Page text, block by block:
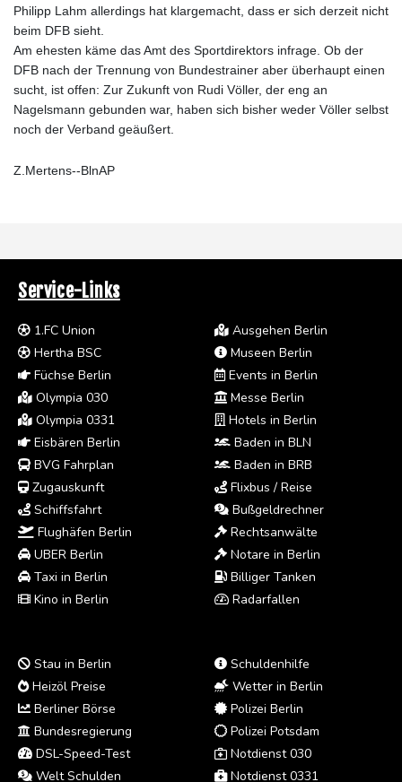
Philipp Lahm allerdings hat klargemacht, dass er sich derzeit nicht
beim DFB sieht.
Am ehesten käme das Amt des Sportdirektors infrage. Ob der
DFB nach der Trennung von Bundestrainer aber überhaupt einen
sucht, ist offen: Zur Zukunft von Rudi Völler, der eng an
Nagelsmann gebunden war, haben sich bisher weder Völler selbst
noch der Verband geäußert.
Z.Mertens--BlnAP
Service-Links
1.FC Union
Hertha BSC
Füchse Berlin
Olympia 030
Olympia 0331
Eisbären Berlin
BVG Fahrplan
Zugauskunft
Schiffsfahrt
Flughäfen Berlin
UBER Berlin
Taxi in Berlin
Kino in Berlin
Ausgehen Berlin
Museen Berlin
Events in Berlin
Messe Berlin
Hotels in Berlin
Baden in BLN
Baden in BRB
Flixbus / Reise
Bußgeldrechner
Rechtsanwälte
Notare in Berlin
Billiger Tanken
Radarfallen
Stau in Berlin
Heizöl Preise
Berliner Börse
Bundesregierung
DSL-Speed-Test
Welt Schulden
Schuldenhilfe
Wetter in Berlin
Polizei Berlin
Polizei Potsdam
Notdienst 030
Notdienst 0331